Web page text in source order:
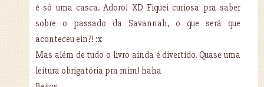
é só uma casca. Adoro! XD Fiquei curiosa pra saber
sobre o passado da Savannah, o que será que
aconteceu ein?! :x
Mas além de tudo o livro ainda é divertido. Quase uma
leitura obrigatória pra mim! haha